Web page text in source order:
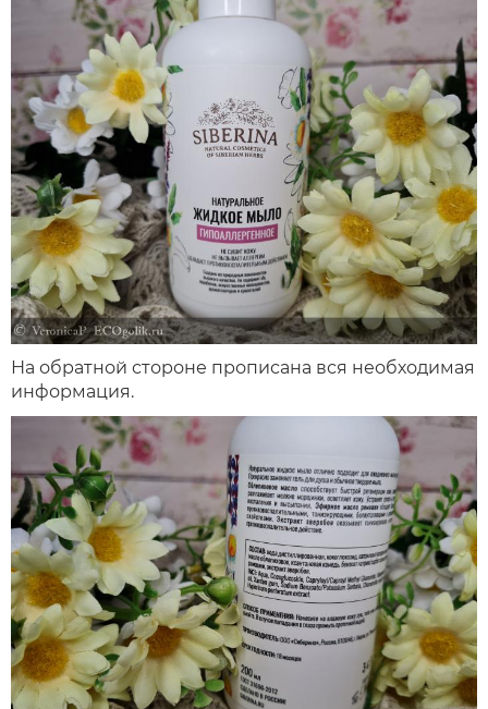
На обратной стороне прописана вся необходимая
информация.